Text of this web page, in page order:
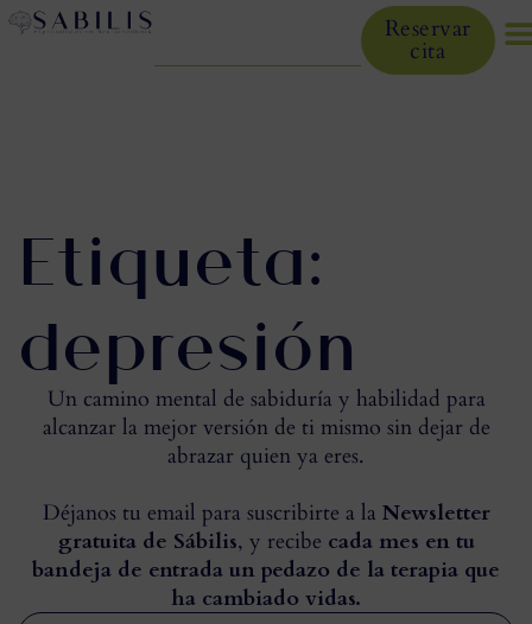
Reservar
cita
Etiqueta:
depresión
Un camino mental de sabiduría y habilidad para
alcanzar la mejor versión de ti mismo sin dejar de
abrazar quien ya eres.
Déjanos tu email para suscribirte a la Newsletter
gratuita de Sábilis, y recibe cada mes en tu
bandeja de entrada un pedazo de la terapia que
ha cambiado vidas.